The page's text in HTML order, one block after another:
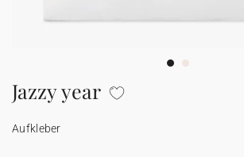
100% personalisierbare Karten
Adressaufkleber für Umschläge
Jazzy year
Aufkleber